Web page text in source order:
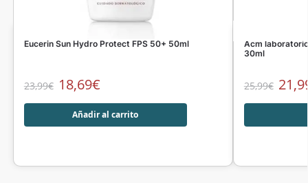
Eucerin Sun Hydro Protect FPS 50+ 50ml
23,99€ 18,69€
Añadir al carrito
Acm
30ml
25,99€